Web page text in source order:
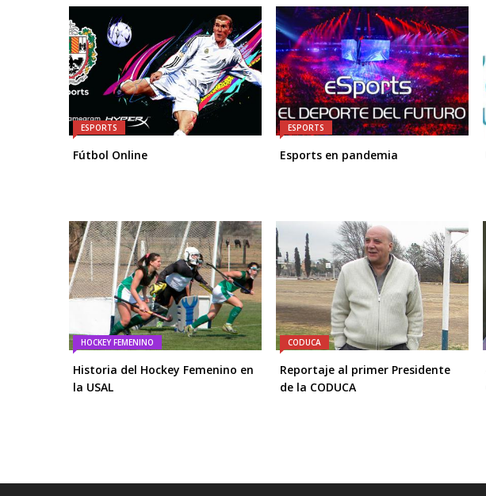
ESPORTS
Fútbol Online
ESPORTS
Esports en pandemia
HOCKEY FEMENINO
Historia del Hockey Femenino en
la USAL
CODUCA
Reportaje al primer Presidente
de la CODUCA